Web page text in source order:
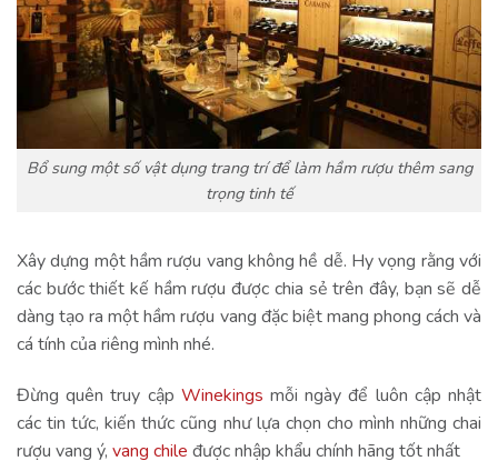
Bổ sung một số vật dụng trang trí để làm hầm rượu thêm sang
trọng tinh tế
Xây dựng một hầm rượu vang không hề dễ. Hy vọng rằng với
các bước thiết kế hầm rượu được chia sẻ trên đây, bạn sẽ dễ
dàng tạo ra một hầm rượu vang đặc biệt mang phong cách và
cá tính của riêng mình nhé.
Đừng quên truy cập Winekings mỗi ngày để luôn cập nhật
các tin tức, kiến thức cũng như lựa chọn cho mình những chai
rượu vang ý, vang chile được nhập khẩu chính hãng tốt nhất